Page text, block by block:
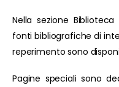
Nella sezione
fonti bibliografiche di
reperimento sono
Pagine speciali sono